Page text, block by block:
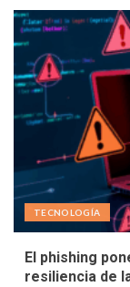
TECNOLOGÍA
El phishing
resiliencia de